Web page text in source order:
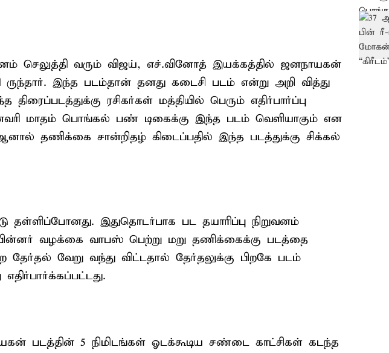
செலுத்தி வரும் விஜய், எச்.வினோத் இயக்கத்தில் ஜனநாயகன்
ருந்தார். இந்த படம்தான் தனது கடைசி படம் என்று அறி வித்து
ரசிகர்கள் மத்தியில் பெரும் எதிர்பார்ப்பு
மாதம் பொங்கல் பண் டிகைக்கு இந்த படம் வெளியாகும் என
ஆனால் தணிக்கை சான்றிதழ் கிடைப்பதில் இந்த படத்துக்கு சிக்கல்
தள்ளிப்போனது. இதுதொடர்பாக பட தயாரிப்பு நிறுவனம்
வழக்கை வாபஸ் பெற்று மறு தணிக்கைக்கு படத்தை
தேர்தல் வேறு வந்து விட்டதால் தேர்தலுக்கு பிறகே படம்
படத்தின் 5 நிமிடங்கள் ஓடக்கூடிய சண்டை காட்சிகள் கடந்த